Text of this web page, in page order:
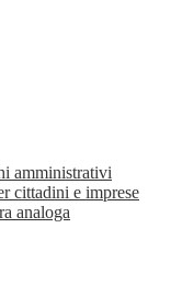
amministrativi
cittadini e imprese
analoga